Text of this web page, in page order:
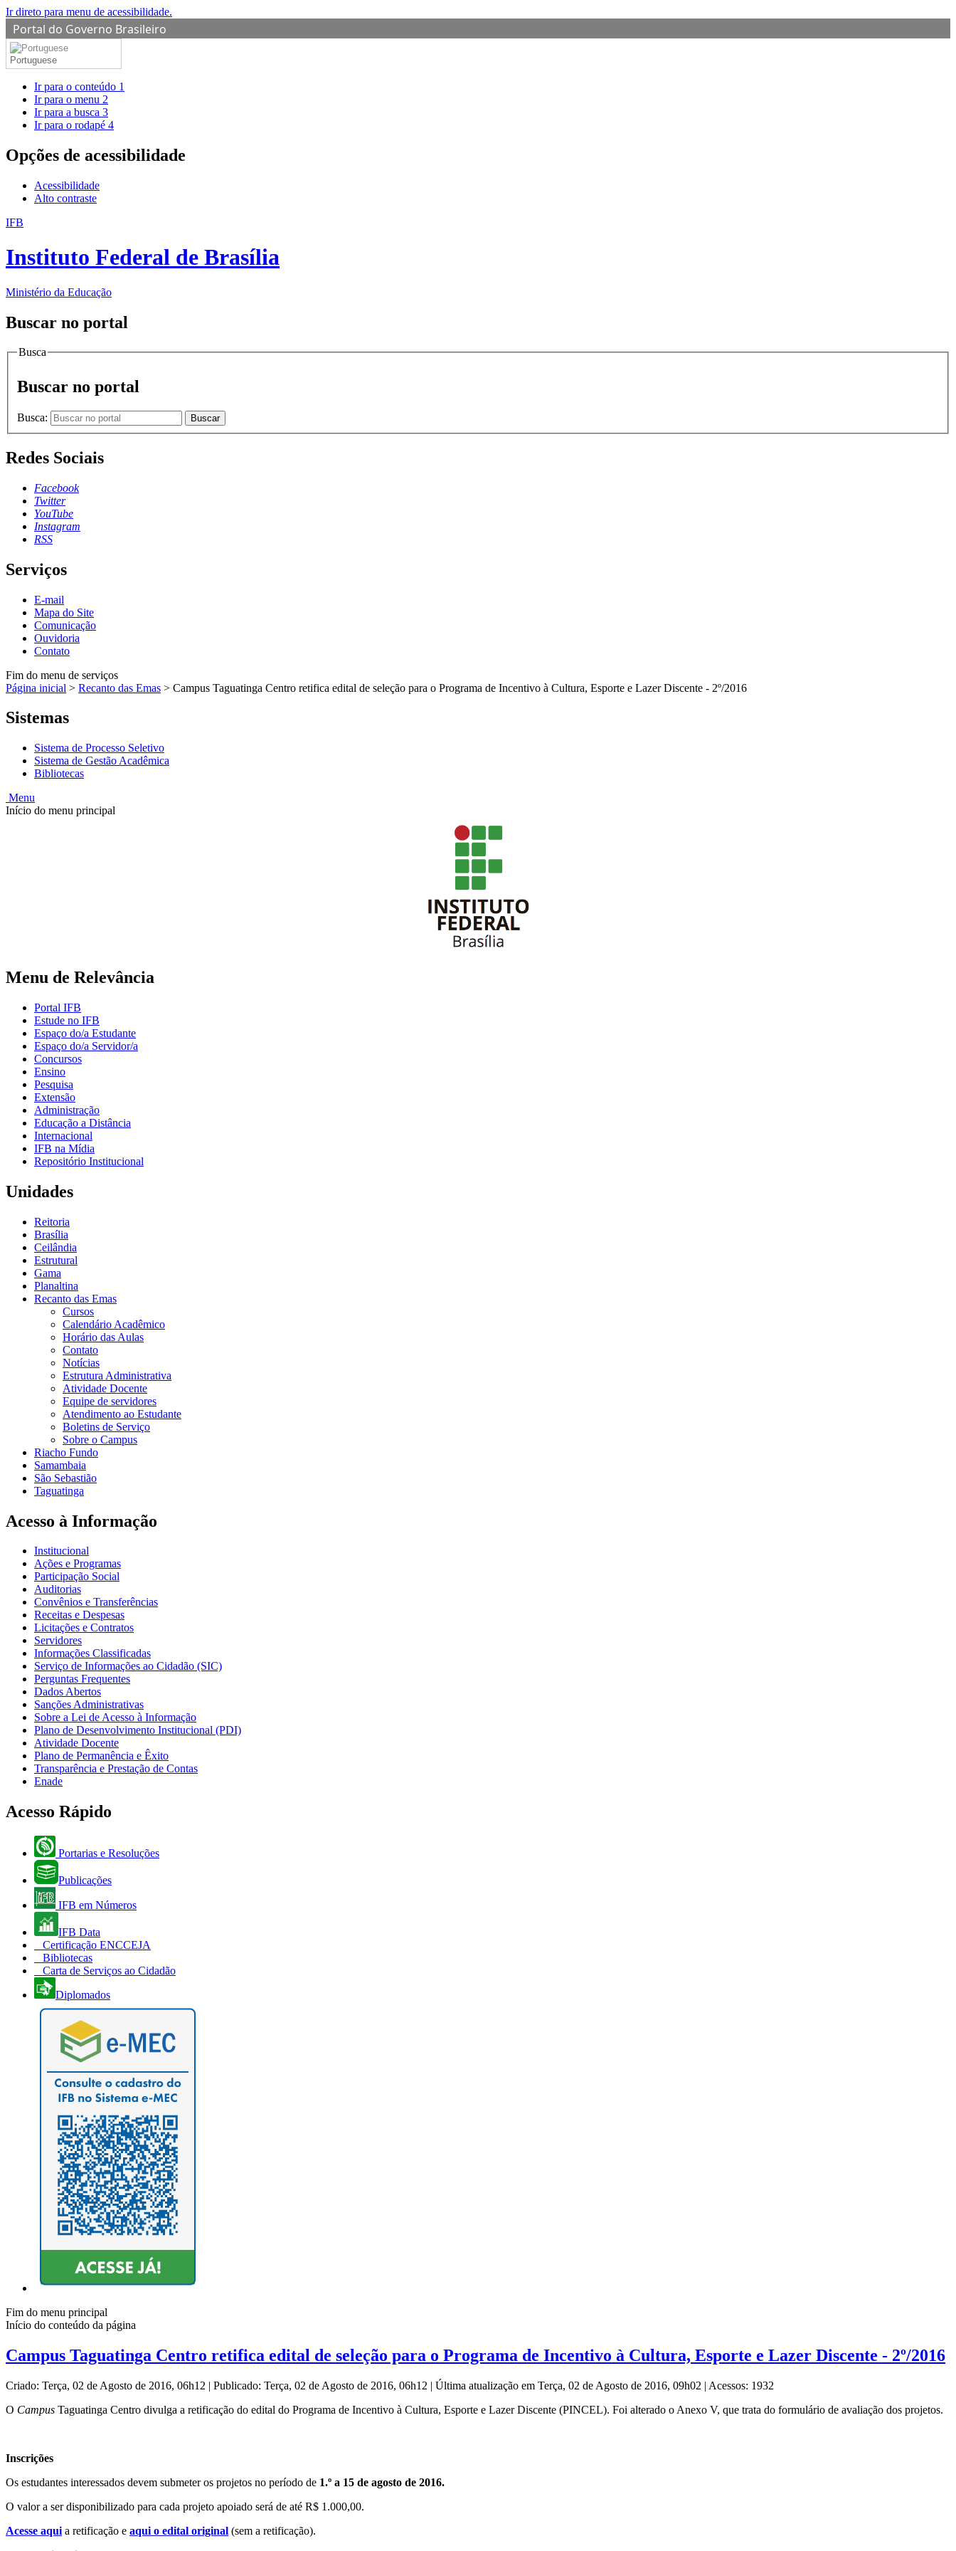
Ir direto para menu de acessibilidade.
Portal do Governo Brasileiro
Portuguese
Ir para o conteúdo 1
Ir para o menu 2
Ir para a busca 3
Ir para o rodapé 4
Opções de acessibilidade
Acessibilidade
Alto contraste
IFB
Instituto Federal de Brasília
Ministério da Educação
Buscar no portal
Busca
Buscar no portal
Busca: Buscar
Redes Sociais
Facebook
Twitter
YouTube
Instagram
RSS
Serviços
E-mail
Mapa do Site
Comunicação
Ouvidoria
Contato
Fim do menu de serviços
Página inicial > Recanto das Emas > Campus Taguatinga Centro retifica edital de seleção para o Programa de Incentivo à Cultura, Esporte e Lazer Discente - 2º/2016
Sistemas
Sistema de Processo Seletivo
Sistema de Gestão Acadêmica
Bibliotecas
Menu
Início do menu principal
Menu de Relevância
Portal IFB
Estude no IFB
Espaço do/a Estudante
Espaço do/a Servidor/a
Concursos
Ensino
Pesquisa
Extensão
Administração
Educação a Distância
Internacional
IFB na Mídia
Repositório Institucional
Unidades
Reitoria
Brasília
Ceilândia
Estrutural
Gama
Planaltina
Recanto das Emas
Cursos
Calendário Acadêmico
Horário das Aulas
Contato
Notícias
Estrutura Administrativa
Atividade Docente
Equipe de servidores
Atendimento ao Estudante
Boletins de Serviço
Sobre o Campus
Riacho Fundo
Samambaia
São Sebastião
Taguatinga
Acesso à Informação
Institucional
Ações e Programas
Participação Social
Auditorias
Convênios e Transferências
Receitas e Despesas
Licitações e Contratos
Servidores
Informações Classificadas
Serviço de Informações ao Cidadão (SIC)
Perguntas Frequentes
Dados Abertos
Sanções Administrativas
Sobre a Lei de Acesso à Informação
Plano de Desenvolvimento Institucional (PDI)
Atividade Docente
Plano de Permanência e Êxito
Transparência e Prestação de Contas
Enade
Acesso Rápido
Portarias e Resoluções
Publicações
IFB em Números
IFB Data
Certificação ENCCEJA
Bibliotecas
Carta de Serviços ao Cidadão
Diplomados
Fim do menu principal
Início do conteúdo da página
Campus Taguatinga Centro retifica edital de seleção para o Programa de Incentivo à Cultura, Esporte e Lazer Discente - 2º/2016
Criado: Terça, 02 de Agosto de 2016, 06h12 | Publicado: Terça, 02 de Agosto de 2016, 06h12 | Última atualização em Terça, 02 de Agosto de 2016, 09h02 | Acessos: 1932
O Campus Taguatinga Centro divulga a retificação do edital do Programa de Incentivo à Cultura, Esporte e Lazer Discente (PINCEL). Foi alterado o Anexo V, que trata do formulário de avaliação dos projetos.
Inscrições
Os estudantes interessados devem submeter os projetos no período de 1.º a 15 de agosto de 2016.
O valor a ser disponibilizado para cada projeto apoiado será de até R$ 1.000,00.
Acesse aqui a retificação e aqui o edital original (sem a retificação).